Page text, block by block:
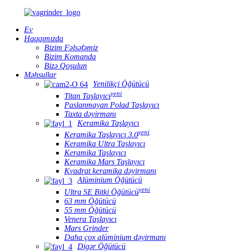
Ev
Haqqımızda
Bizim Fəlsəfəmiz
Bizim Komanda
Bizə Qoşulun
Məhsullar
Yenilikçi Öğütücü
Titan Taşlayıcıyeni
Paslanmayan Polad Taşlayıcı
Taxta dəyirmanı
Keramika Taşlayıcı
Keramika Taşlayıcı 3.0yeni
Keramika Ultra Taşlayıcı
Keramika Taşlayıcı
Keramika Mars Taşlayıcı
Kvadrat keramika dəyirmanı
Alüminium Öğütücü
Ultra SE Bitki Öğütücüyeni
63 mm Öğütücü
55 mm Öğütücü
Venera Taşlayıcı
Mars Grinder
Daha çox alüminium dəyirmanı
Digər Öğütücü